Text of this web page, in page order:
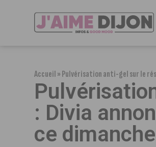
Accueil»Pulvérisation anti-gel sur le
: Divia
ce